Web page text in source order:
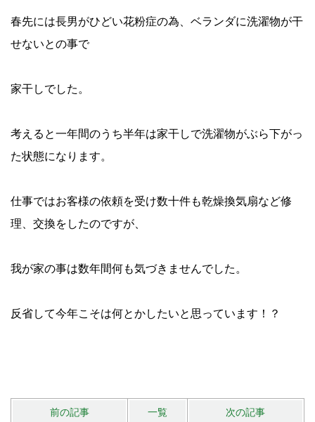
春先には長男がひどい花粉症の為、ベランダに洗濯物が干
せないとの事で
家干しでした。
考えると一年間のうち半年は家干しで洗濯物がぶら下がっ
た状態になります。
仕事ではお客様の依頼を受け数十件も乾燥換気扇など修
理、交換をしたのですが、
我が家の事は数年間何も気づきませんでした。
反省して今年こそは何とかしたいと思っています！？
前の記事 一覧 次の記事